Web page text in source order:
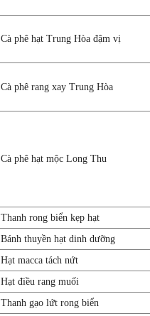
Cà phê hạt Trung Hòa đậm vị
Cà phê rang xay Trung Hòa
Cà phê hạt mộc Long Thu
Thanh rong biển kẹp hạt
Bánh thuyền hạt dinh dưỡng
Hạt macca tách nứt
Hạt điều rang muối
Thanh gạo lứt rong biển